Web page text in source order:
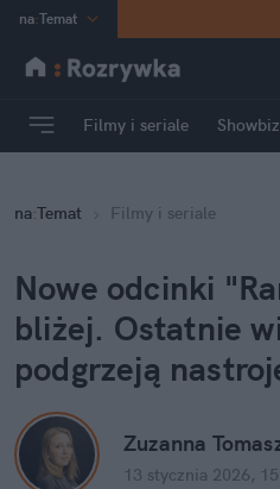
na:Temat
INN Poland
mama
Rozrywka
Filmy i seriale
na:Temat Filmy i seriale
Nowe odcinki
bliżej. Ostatnie
podgrzeją
Zuzanna
13 stycznia 2026,